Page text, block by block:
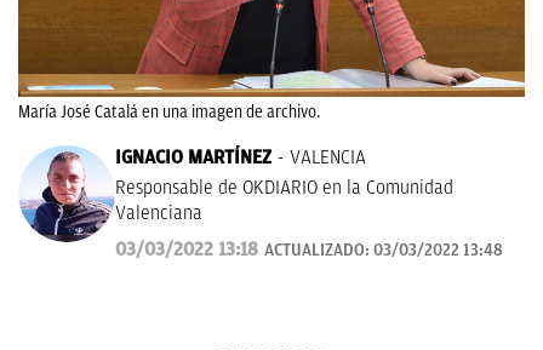
María José Catalá en una imagen de archivo.
IGNACIO MARTÍNEZ
VALENCIA
Responsable de OKDIARIO en la Comunidad
Valenciana
03/03/2022 13:18 ACTUALIZADO: 03/03/2022 13:48